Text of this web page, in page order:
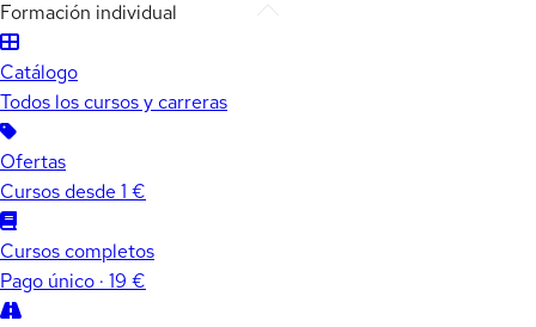
Formación individual
Catálogo
Todos los cursos y carreras
Ofertas
Cursos desde 1 €
Cursos completos
Pago único · 19 €